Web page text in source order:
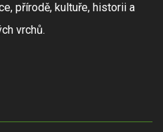
přírodě, kultuře, historii a
vrchů.